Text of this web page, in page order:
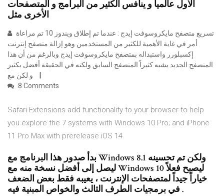
الأول عالميا و ينافس الكثير من البرامج و المتصفحات
أمر في غاية الأهمية للكثير من المستخدمين وهو إزالة متصفح إنترنت
إكسبلورر واستبداله بمتصفح مايكروسوفت إيدج وبالرغم من أن هذا
المتصفح الجديد يشبه كثيراً المتصفح السابق ولكنه في الحقيقة أفضل بكثير
8 Comments
Safari Extensions add functionality to your browser to help
you explore the 7 systems with Windows 10 Pro; and iPhone
11 Pro Max with prerelease iOS 14
بدأ صدور هذا البرنامج مع Windows 8.1 ولكن تم تحسينه
ليصل إلى أفضل نسخة منه مع Windows 10 ليصبح فعلاً
خياراً جيداً لمتصفحات الإنترنت ، يعيبه فقط بعض الضعف
في برمجيات الطرف الثالث والخواص المبنية فيه .